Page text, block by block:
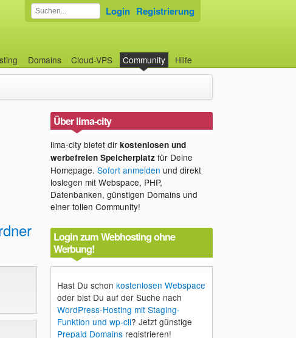
Domains Cloud-VPS Community Hilfe
Login Registrierung
Über lima-city
lima-city bietet dir kostenlosen und
werbefreien Speicherplatzfür Deine
Homepage. Sofort anmelden und direkt
loslegen mit Webspace, PHP,
Datenbanken, günstigen Domains und
einer tollen Community!
Login zum Webhosting ohne
Werbung!
Hast Du schon kostenlosen Webspace
oder bist Du auf der Suche nach
WordPress-Hosting mit Staging-
Funktion und wp-cli? Jetzt günstige
Prepaid Domainsregistrieren!